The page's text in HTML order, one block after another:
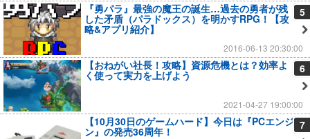
5
『勇パラ』最強の魔王の誕生…過去の勇者が残
した矛盾（パラドックス）を明かすRPG！【攻
略&アプリ紹介】
2016-06-13 20:30:00
6
【おねがい社長！攻略】資源危機とは？効率よ
く使って実力を上げよう
2021-04-27 19:00:00
7
【10月30日のゲームハード】今日は『PCエンジ
ン』の発売36周年！